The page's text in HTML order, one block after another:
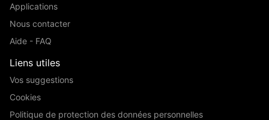
Applications
Nous contacter
Aide - FAQ
Liens utiles
Vos suggestions
Cookies
Politique de protection des données personnelles